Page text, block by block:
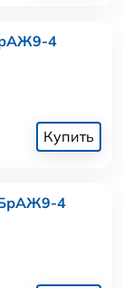
4
Купить
БрАЖ9-4